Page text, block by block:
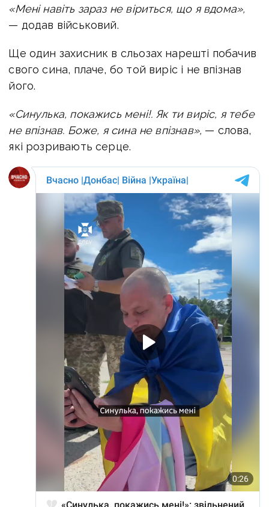
«Мені навіть зараз не віриться, що я вдома»,
— додав військовий.
Ще один захисник в сльозах нарешті побачив
свого сина, плаче, бо той виріс і не впізнав
його.
«Синулька, покажись мені!. Як ти виріс, я тебе
не впізнав. Боже, я сина не впізнав», — слова,
які розривають серце.